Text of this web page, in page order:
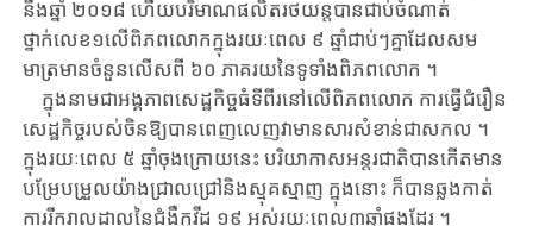
នឹងឆ្នាំ​ ២០១៨ ​ហើយ​បរិមាណផលិតរថយន្ត​បាន​ជាប់ចំណាត់
ថ្នាក់លេខ១លើពិភពលោក​ក្នុងរយៈពេល ​៩ ​ឆ្នាំជាប់ៗគ្នា​ដែលសម
មាត្រ​មាន​ចំនួន​លើសពី ​៦០ ​ភាគរយ​នៃ​ទូទាំងពិភពលោក ​។
ក្នុងនាមជាអង្គភាពសេដ្ឋកិច្ចធំទីពីរ​នៅ​លើ​ពិភពលោក ​ការធ្វើជំរឿន
សេដ្ឋកិច្ច​របស់​ចិន​ឱ្យ​បាន​ពេញលេញ​វាមានសារសំខាន់ជាសកល ​។ ​
ក្នុងរយៈពេល ​៥ ​ឆ្នាំចុងក្រោយនេះ ​បរិយាកាស​អន្តរជាតិ​បាន​កើតមាន​
បម្រែបម្រួល​យ៉ាងជ្រាលជ្រៅ​និង​ស្មុគស្មាញ ​ក្នុង​នោះ ​ក៏​បានឆ្លងកាត់​
ការរីករាលដាល​នៃ​ជំងឺកូវីដ ​១៩ ​អស់រយៈពេល៣ឆ្នាំ​ផងដែរ ​។ ​